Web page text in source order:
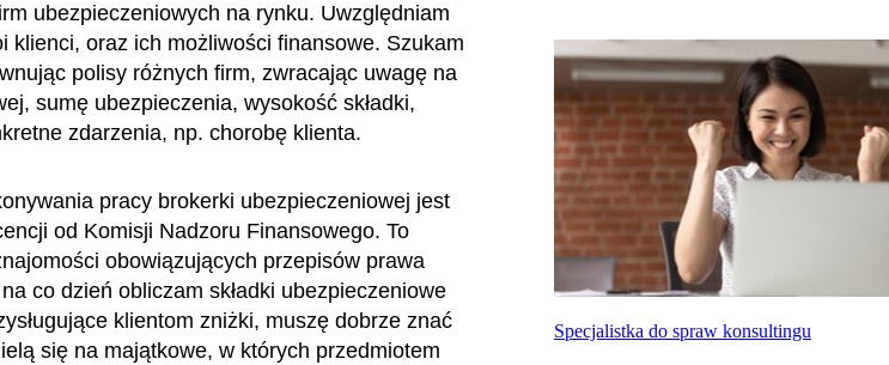
ubezpieczeniowych na rynku. Uwzględniam
klienci, oraz ich możliwości finansowe. Szukam
polisy różnych firm, zwracając uwagę na
sumę ubezpieczenia, wysokość składki,
zdarzenia, np. chorobę klienta.
pracy brokerki ubezpieczeniowej jest
od Komisji Nadzoru Finansowego. To
obowiązujących przepisów prawa
co dzień obliczam składki ubezpieczeniowe
klientom zniżki, muszę dobrze znać
się na majątkowe, w których przedmiotem
Specjalistka do spraw konsultingu